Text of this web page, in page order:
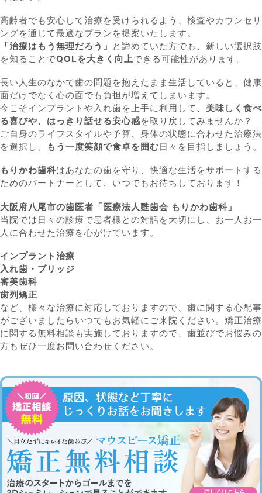
高齢者でも安心して治療を受けられるよう、検査やカウンセリ
ングを通じて最適なプランを提案いたします。
「治療はもう無理だろう」 と諦めていた方でも、新しい選択肢
を知ることでQOLを大きく向上できる可能性があります。
長い人生のなかで歯の問題を抱えたまま生活していると、健康
面だけでなく心の面でも負担が増えてしまいます。
今こそインプラントや入れ歯を上手に利用して、 美味しく食べ
る喜びや、はっきり話せる安心感を取り戻してみませんか？
ご自身のライフスタイルや予算、身体の状態に合わせた治療法
を選択し、
もう一度笑顔で食卓を囲む日々を目指しましょう。
もりかわ歯科はあなたの歯を守り、快適な生活をサポートする
ためのパートナーとして、いつでもお待ちしております！
大阪府八尾市の歯医者「医療法人甦歯会 もりかわ歯科」
当院では日々の診療で患者様との対話を大切にし、お一人お一
人に合わせた治療を心がけています。
インプラント治療
入れ歯・ブリッジ
審美歯科
歯列矯正
など、様々な治療に対応しておりますので、歯に関する心配事
がございましたらいつでもお気軽にご来院ください。矯正治療
に関する無料相談も実施しておりますので、歯並びでお悩みの
方もぜひ一度お問い合わせください。